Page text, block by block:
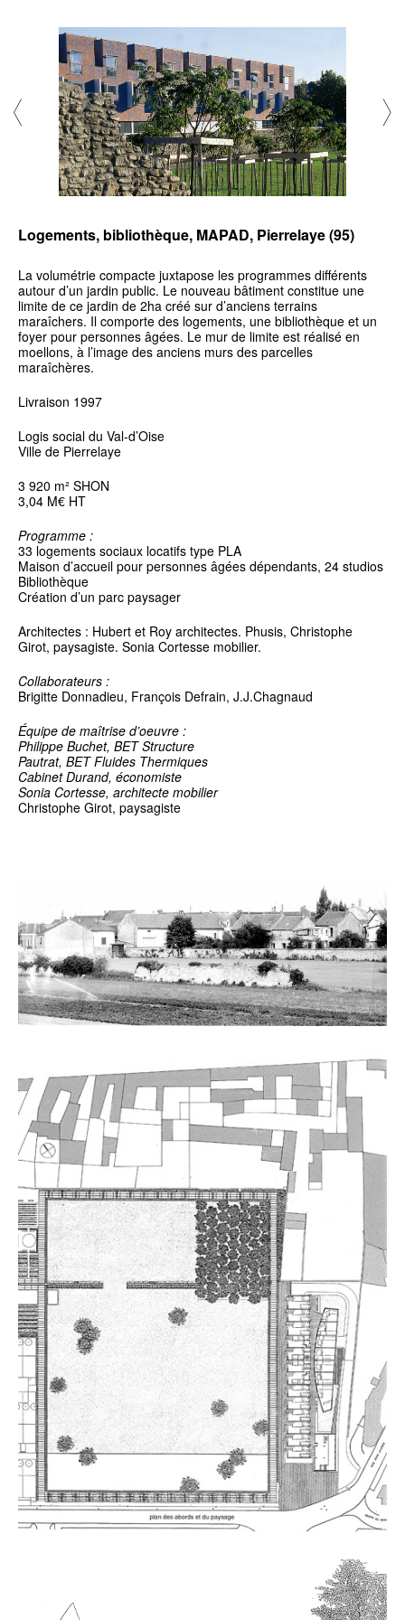
Logements, bibliothèque, MAPAD, Pierrelaye (95)
La volumétrie compacte juxtapose les programmes différents
autour d’un jardin public. Le nouveau bâtiment constitue une
limite de ce jardin de 2ha créé sur d’anciens terrains
maraîchers. Il comporte des logements, une bibliothèque et un
foyer pour personnes âgées. Le mur de limite est réalisé en
moellons, à l’image des anciens murs des parcelles
maraîchères.
Livraison 1997
Logis social du Val-d’Oise
Ville de Pierrelaye
3 920 m² SHON
3,04 M€ HT
Programme :
33 logements sociaux locatifs type PLA
Maison d’accueil pour personnes âgées dépendants, 24 studios
Bibliothèque
Création d’un parc paysager
Architectes : Hubert et Roy architectes. Phusis, Christophe
Girot, paysagiste. Sonia Cortesse mobilier.
Collaborateurs :
Brigitte Donnadieu, François Defrain, J.J.Chagnaud
Équipe de maîtrise d’oeuvre :
Philippe Buchet, BET Structure
Pautrat, BET Fluides Thermiques
Cabinet Durand, économiste
Sonia Cortesse, architecte mobilier
Christophe Girot, paysagiste